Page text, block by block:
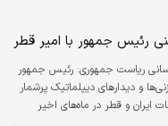
نیرو با هیات همراه برای
رئیس جمهور با امیر قطر
ریاست جمهوری: رئیس جمهور
و دیدارهای دیپلماتیک پرشمار
ایران و قطر در ماه‌های اخیر